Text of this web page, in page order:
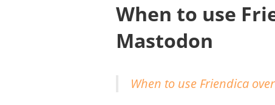
When to use
Mastodon
When to use Friendica